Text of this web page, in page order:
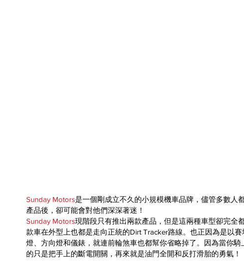
Sunday Motors是一個剛成立不久的小規模機車品牌，儘管多數人
產品後，卻可能會對他們深深著迷！
Sunday Motors現階段只有推出兩款產品，但是這兩種車型卻完全
款車在外型上也都是走向正統的Dirt Tracker路線。也正因為是以
燈、方向燈和儀錶，就連前輪煞車也都幫你省略掉了。因為當你
的只是把手上的斷電開關，再來就是油門全開和反打滑胎的勇氣！